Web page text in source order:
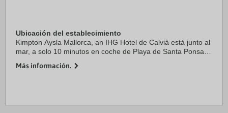
Ubicación del establecimiento
Kimpton Aysla Mallorca, an IHG Hotel de Calvià está junto al
mar, a solo 10 minutos en coche de Playa de Santa Ponsa y
encuentra a 7,2 km de Parque de ...
Más información.